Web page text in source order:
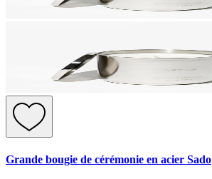
Grande bougie de cérémonie en acier Sado